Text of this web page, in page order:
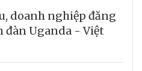
doanh nghiệp đăng
đàn Uganda - Việt